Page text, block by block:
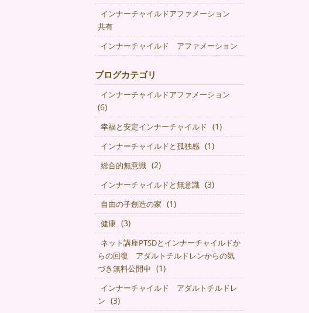
インナーチャイルドアファメーション
共有
インナーチャイルド アファメーション
ブログカテゴリ
インナーチャイルドアファメーション
(6)
幸福と安定インナーチャイルド (1)
インナーチャイルドと孤独感 (1)
総合的無意識 (2)
インナーチャイルドと無意識 (3)
自由の子創造の家 (1)
健康 (3)
ネット講座PTSDとインナーチャイルドか
らの回復 アダルトチルドレンからの気
づき無料公開中 (1)
インナーチャイルド アダルトチルドレ
ン (3)